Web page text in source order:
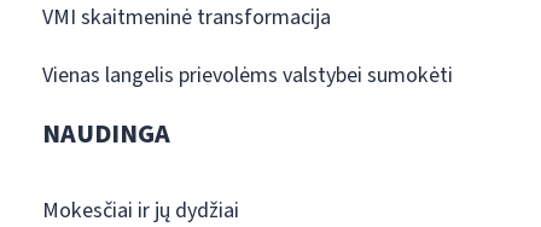
VMI skaitmeninė transformacija
Vienas langelis prievolėms valstybei sumokėti
NAUDINGA
Mokesčiai ir jų dydžiai